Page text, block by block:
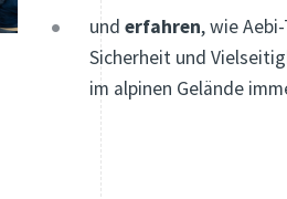
und erfahren, wie
Sicherheit und
im alpinen Gelände